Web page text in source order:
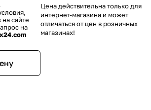
сайте
на
Цена действительна только для
интернет-магазина и может
отличаться от цен в розничных
магазинах!